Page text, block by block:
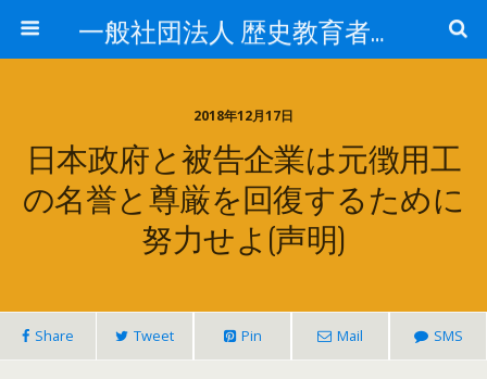
一般社団法人 歴史教育者協議会
2018年12月17日
日本政府と被告企業は元徴用工
の名誉と尊厳を回復するために
努力せよ(声明)
Share Tweet Pin Mail SMS